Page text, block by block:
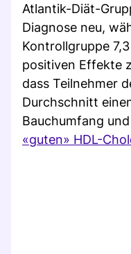
Atlantik-Diät-
Diagnose neu,
Kontrollgruppe
positiven Effekte
dass Teilnehmer
Durchschnitt
Bauchumfang
«guten» HDL-